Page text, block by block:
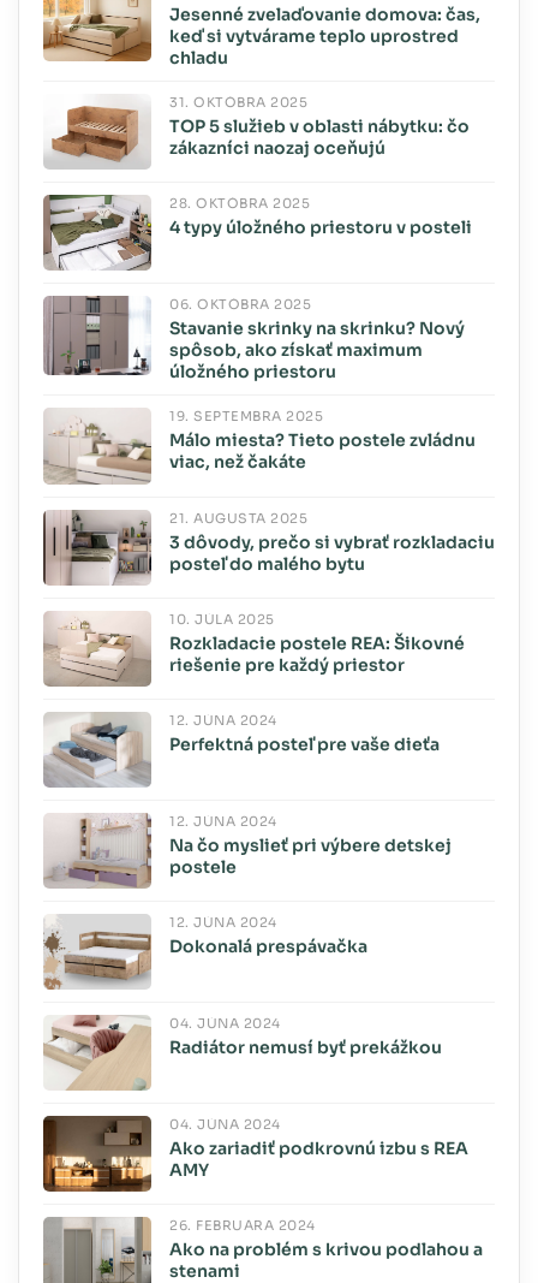
Jesenné zvelaďovanie domova: čas,
keď si vytvárame teplo uprostred
chladu
31. OKTÓBRA 2025
TOP 5 služieb v oblasti nábytku: čo
zákazníci naozaj oceňujú
28. OKTÓBRA 2025
4 typy úložného priestoru v posteli
06. OKTÓBRA 2025
Stavanie skrinky na skrinku? Nový
spôsob, ako získať maximum
úložného priestoru
19. SEPTEMBRA 2025
Málo miesta? Tieto postele zvládnu
viac, než čakáte
21. AUGUSTA 2025
3 dôvody, prečo si vybrať rozkladaciu
posteľ do malého bytu
10. JÚLA 2025
Rozkladacie postele REA: Šikovné
riešenie pre každý priestor
12. JÚNA 2024
Perfektná posteľ pre vaše dieťa
12. JÚNA 2024
Na čo myslieť pri výbere detskej
postele
12. JÚNA 2024
Dokonalá prespávačka
04. JÚNA 2024
Radiátor nemusí byť prekážkou
04. JÚNA 2024
Ako zariadiť podkrovnú izbu s REA
AMY
26. FEBRUÁRA 2024
Ako na problém s krivou podlahou a
stenami